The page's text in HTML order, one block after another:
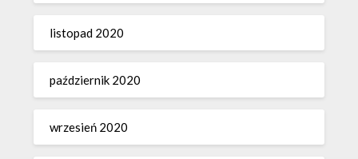
listopad 2020
październik 2020
wrzesień 2020